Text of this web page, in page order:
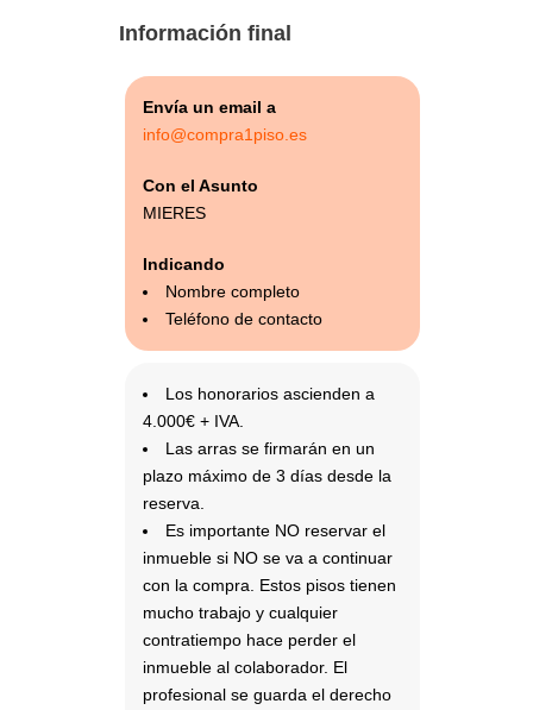
Información final
Envía un email a
info@compra1piso.es
Con el Asunto
MIERES
Indicando
Nombre completo
Teléfono de contacto
Los honorarios ascienden a
4.000€ + IVA.
Las arras se firmarán en un
plazo máximo de 3 días desde la
reserva.
Es importante NO reservar el
inmueble si NO se va a continuar
con la compra. Estos pisos tienen
mucho trabajo y cualquier
contratiempo hace perder el
inmueble al colaborador. El
profesional se guarda el derecho